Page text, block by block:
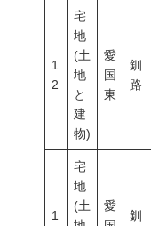
1
2
宅
地
(土
地
と
建
物)
愛
国
東
釧
路
1
宅
地
(土
愛
釧